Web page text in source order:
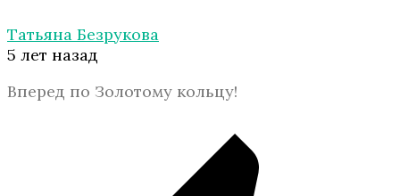
Татьяна Безрукова
5 лет назад
Вперед по Золотому кольцу!